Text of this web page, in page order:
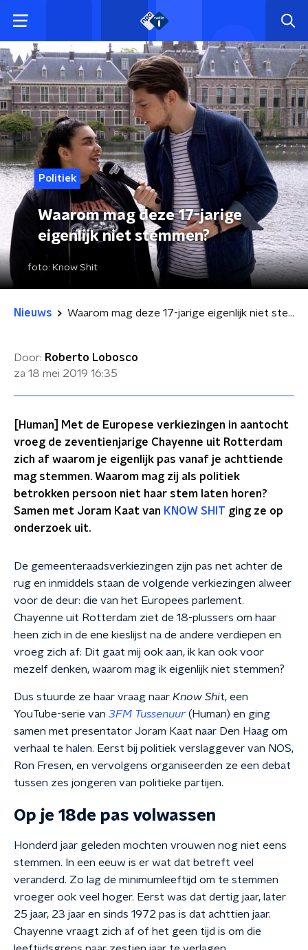
Politiek
Waarom mag deze 17-jarige
eigenlijk niet stemmen?
foto: Know Shit
Nieuws Waarom mag deze 17-jarige eigenlijk niet stemmen?
Door: Roberto Lobosco
za 18 mei 2019 16:35
[Human] Met de Europese verkiezingen in aantocht
vroeg de zeventienjarige Chayenne uit Rotterdam
zich af waarom je eigenlijk pas vanaf je achttiende
mag stemmen. Waarom mag zij als politiek
betrokken persoon niet haar stem laten horen?
Samen met Joram Kaat van KNOW SHIT ging ze op
onderzoek uit.
De gemeenteraadsverkiezingen zijn pas net achter de
rug en inmiddels staan de volgende verkiezingen alweer
voor de deur: die van het Europees parlement.
Chayenne uit Rotterdam ziet de 18-plussers om haar
heen zich in de ene kieslijst na de andere verdiepen en
vroeg zich af: Dit gaat mij ook aan, ik kan ook voor
mezelf denken, waarom mag ik eigenlijk niet stemmen?
Dus stuurde ze haar vraag naar Know Shit, een
YouTube-serie van 3FM Tussenuur (Human) en ging
samen met presentator Joram Kaat naar Den Haag om
verhaal te halen. Eerst bij politiek verslaggever van NOS,
Ron Fresen, en vervolgens organiseerden ze een debat
tussen zes jongeren van politieke partijen.
Op je 18de pas volwassen
Honderd jaar geleden mochten vrouwen nog niet eens
stemmen. In een eeuw is er wat dat betreft veel
veranderd. Zo lag de minimumleeftijd om te stemmen
vroeger ook veel hoger. Eerst was dat dertig jaar, later
25 jaar, 23 jaar en sinds 1972 pas is dat achttien jaar.
Chayenne vraagt zich af of het geen tijd is om die